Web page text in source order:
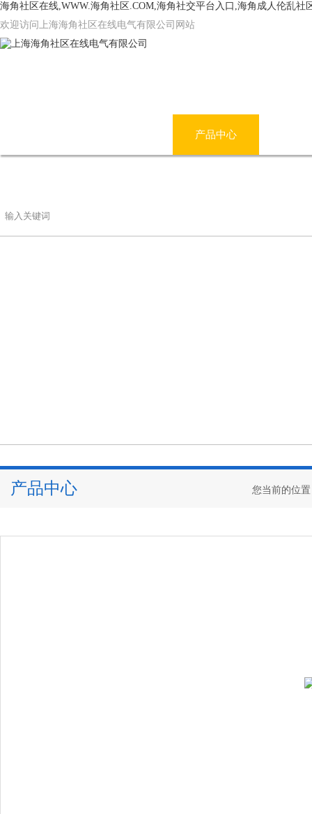
海角社区在线,WWW.海角社区.COM,海角社交平台入口,海角成人伦乱社
欢迎访问上海海角社区在线电气有限公司网站
产品中心
产品中心 您当前的位置